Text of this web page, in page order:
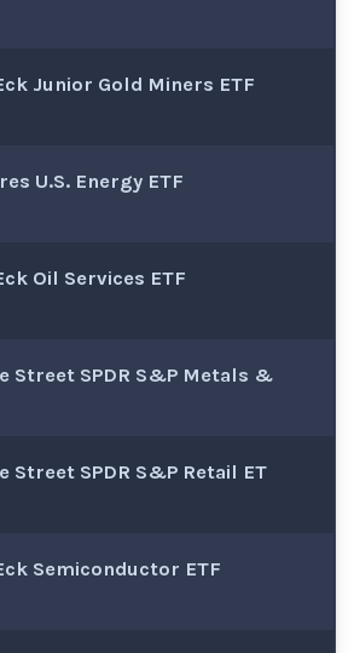
Junior Gold Miners ETF
U.S. Energy ETF
Oil Services ETF
Street SPDR S&P Metals &
Street SPDR S&P Retail ET
Semiconductor ETF